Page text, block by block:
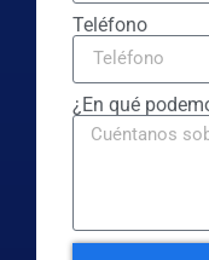
Teléfono
¿En qué